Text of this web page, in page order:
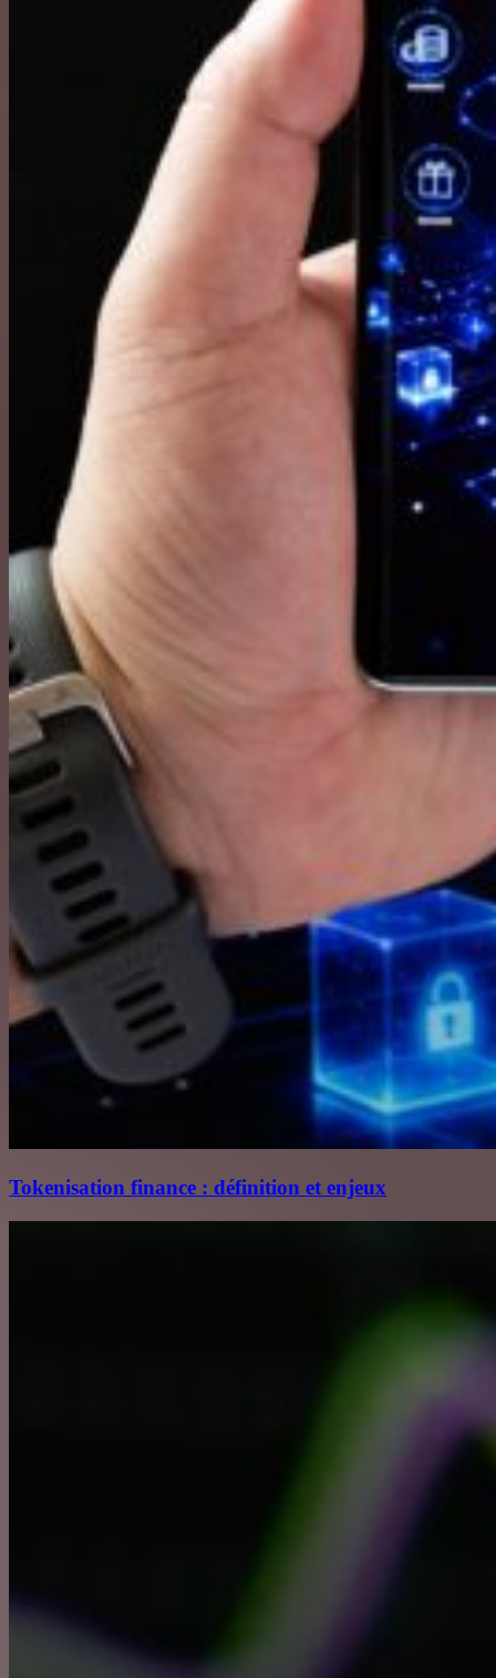
Tokenisation finance : définition et enjeux